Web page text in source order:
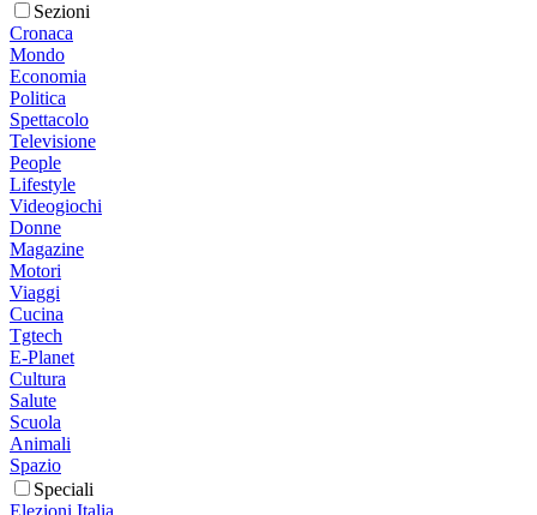
Sezioni
Cronaca
Mondo
Economia
Politica
Spettacolo
Televisione
People
Lifestyle
Videogiochi
Donne
Magazine
Motori
Viaggi
Cucina
Tgtech
E-Planet
Cultura
Salute
Scuola
Animali
Spazio
Speciali